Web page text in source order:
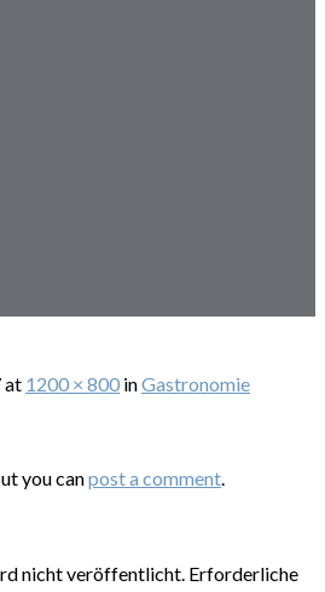
at 1200 × 800 inGastronomie
you canpost a comment.
nicht veröffentlicht. Erforderliche